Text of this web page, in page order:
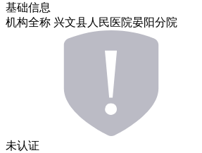
基础信息
机构全称 兴文县人民医院晏阳分院
未认证